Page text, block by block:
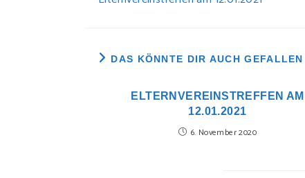
ANSEHEN
DAS KÖNNTE DIR AUCH GEFALLEN
ELTERNVEREINSTREFFEN AM
12.01.2021
6. November 2020